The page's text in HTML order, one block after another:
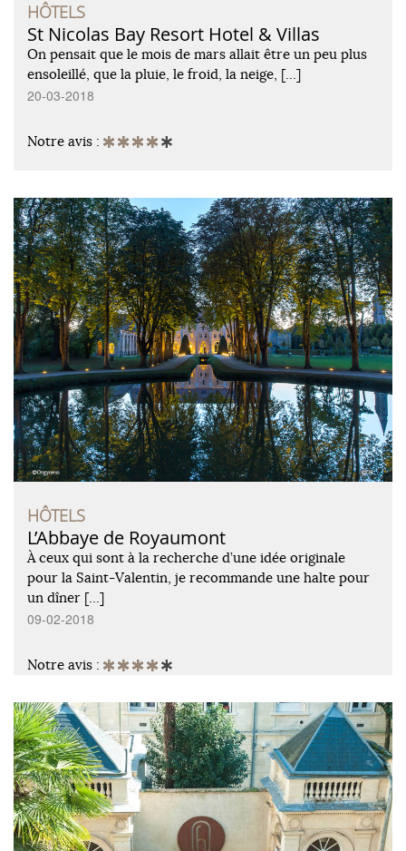
HÔTELS
St Nicolas Bay Resort Hotel & Villas
On pensait que le mois de mars allait être un peu plus
ensoleillé, que la pluie, le froid, la neige, […]
20-03-2018
Notre avis :
HÔTELS
L’Abbaye de Royaumont
À ceux qui sont à la recherche d’une idée originale
pour la Saint-Valentin, je recommande une halte pour
un dîner […]
09-02-2018
Notre avis :